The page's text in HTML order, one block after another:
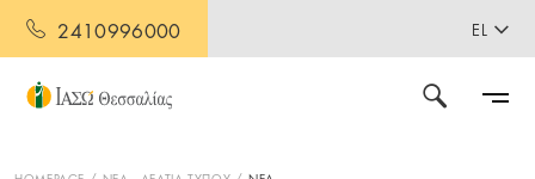
2410996000 EL